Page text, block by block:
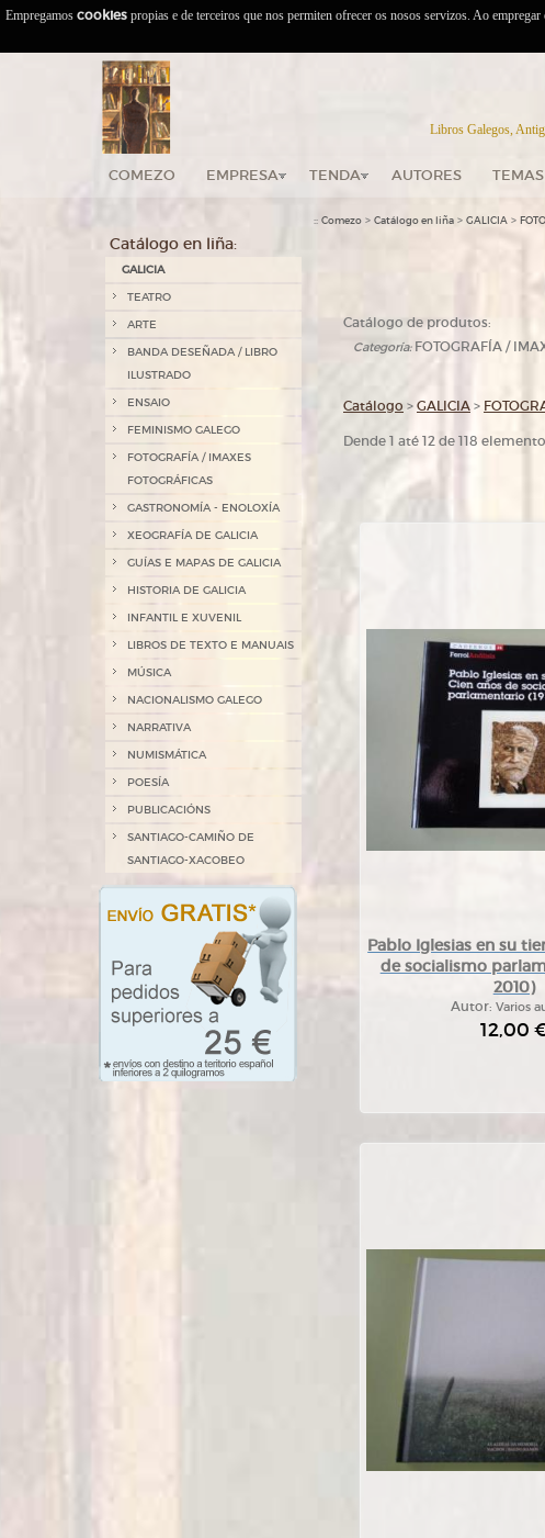
Libros Galegos,
COMEZO EMPRESA TENDA AUTORES TEMAS
Catálogo en liña:
GALICIA
TEATRO
ARTE
BANDA DESEÑADA / LIBRO
ILUSTRADO
ENSAIO
FEMINISMO GALEGO
FOTOGRAFÍA / IMAXES
FOTOGRÁFICAS
GASTRONOMÍA - ENOLOXÍA
XEOGRAFÍA DE GALICIA
GUÍAS E MAPAS DE GALICIA
HISTORIA DE GALICIA
INFANTIL E XUVENIL
LIBROS DE TEXTO E MANUAIS
MÚSICA
NACIONALISMO GALEGO
NARRATIVA
NUMISMÁTICA
POESÍA
PUBLICACIÓNS
SANTIAGO-CAMIÑO DE
SANTIAGO-XACOBEO
:: Comezo > Catálogo en liña > GALICIA >
Catálogo de produtos:
Categoría:FOTOGRAFÍA /
Catálogo > GALICIA >
Dende 1 até 12 de 118
Pablo Iglesias en su
de socialismo
2010)
Autor:Varios
12,00
Empregamos cookies propias e de terceiros que nos permiten ofrecer os nosos servizos. Ao